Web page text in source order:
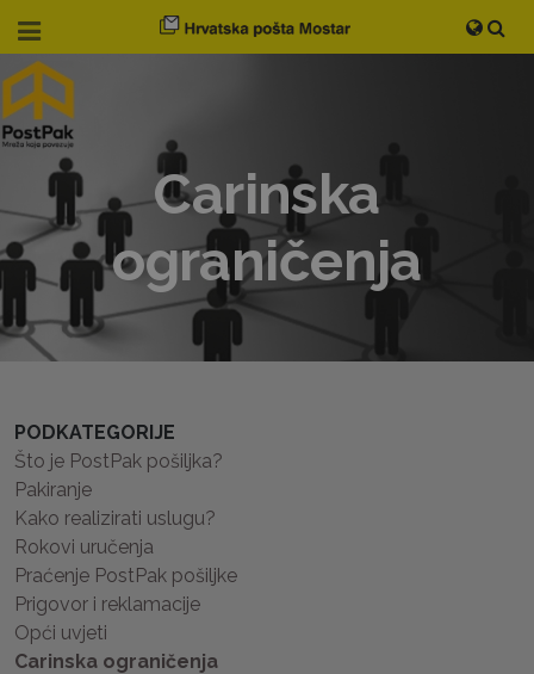
Carinska
ograničenja
PODKATEGORIJE
Što je PostPak pošiljka?
Pakiranje
Kako realizirati uslugu?
Rokovi uručenja
Praćenje PostPak pošiljke
Prigovor i reklamacije
Opći uvjeti
Carinska ograničenja